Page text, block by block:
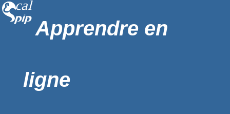
Apprendre en
ligne